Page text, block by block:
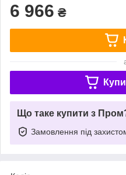
6 966 ₴
Що таке купити з
Замовлення під